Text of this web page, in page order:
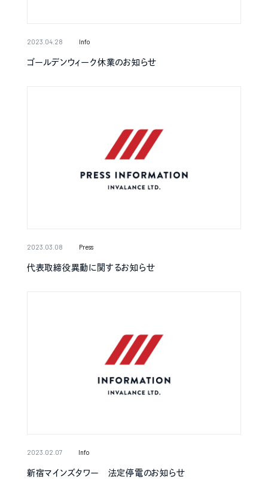
2023.04.28 Info
ゴールデンウィーク休業のお知らせ
2023.03.08 Press
代表取締役異動に関するお知らせ
2023.02.07 Info
新宿マインズタワー 法定停電のお知らせ